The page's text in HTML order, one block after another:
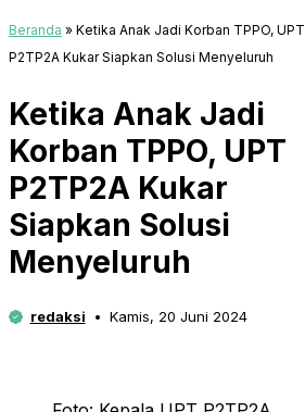
Beranda » Ketika Anak Jadi Korban TPPO, UPT
P2TP2A Kukar Siapkan Solusi Menyeluruh
Ketika Anak Jadi
Korban TPPO, UPT
P2TP2A Kukar
Siapkan Solusi
Menyeluruh
redaksi Kamis, 20 Juni 2024